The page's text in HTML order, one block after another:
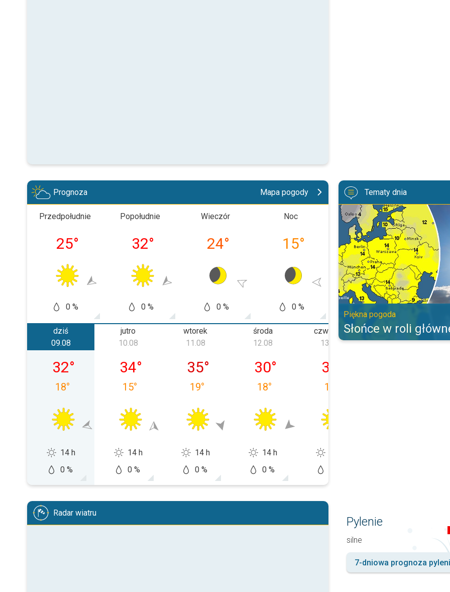
Prognoza Mapa pogody
Przedpołudnie
25°
0 %
Popołudnie
32°
0 %
Wieczór
24°
0 %
Noc
15°
0 %
Przedpołudnie
26°
0 %
34
0
dziś
niedziela, 09.08
09.08
32°
18°
14 h
0 %
jutro
poniedziałek, 10.08
10.08
34°
15°
14 h
0 %
wtorek
wtorek, 11.08
11.08
35°
19°
14 h
0 %
środa
środa, 12.08
12.08
30°
18°
14 h
0 %
czwartek
13.08
31
16
piątek
14.08
Tematy dnia
Słońce w roli głównej. Piękna
Piękna pogoda
Słońce w roli
Radar wiatru
Pylenie
silne
7-dniowa prognoza